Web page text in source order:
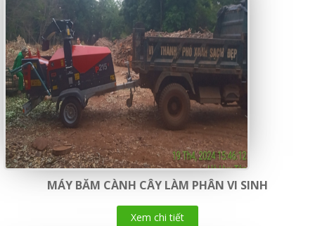
MÁY BĂM CÀNH CÂY LÀM PHÂN VI SINH
Xem chi tiết